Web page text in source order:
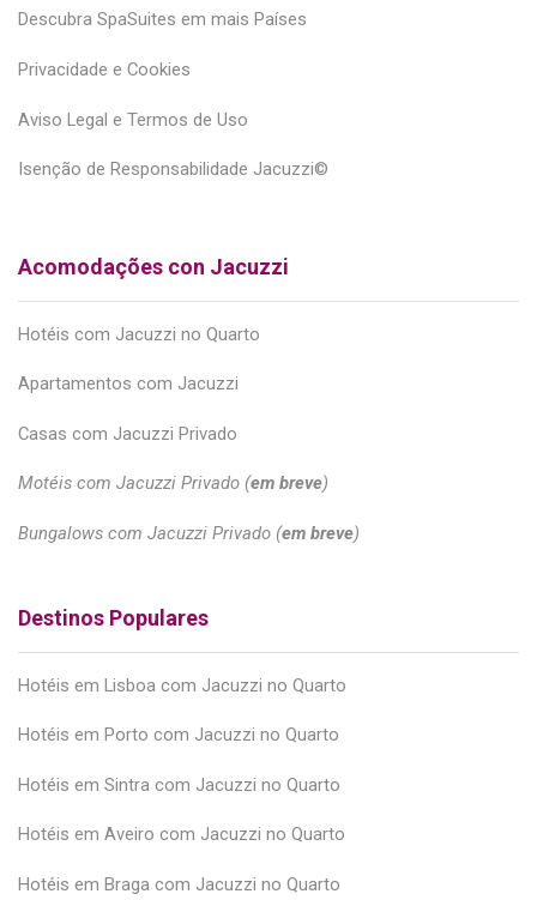
Descubra SpaSuites em mais Países
Privacidade e Cookies
Aviso Legal e Termos de Uso
Isenção de Responsabilidade Jacuzzi©
Acomodações con Jacuzzi
Hotéis com Jacuzzi no Quarto
Apartamentos com Jacuzzi
Casas com Jacuzzi Privado
Motéis com Jacuzzi Privado (em breve)
Bungalows com Jacuzzi Privado (em breve)
Destinos Populares
Hotéis em Lisboa com Jacuzzi no Quarto
Hotéis em Porto com Jacuzzi no Quarto
Hotéis em Sintra com Jacuzzi no Quarto
Hotéis em Aveiro com Jacuzzi no Quarto
Hotéis em Braga com Jacuzzi no Quarto